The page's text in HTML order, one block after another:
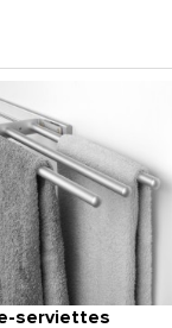
serviettes